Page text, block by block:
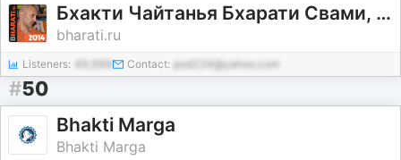
Бхакти Чайтанья Бхарати Свами, лекции за 2014 год
bharati.ru
Listeners: 49,999 Contact: pod234@yahoo.com
#50
Bhakti Marga
Bhakti Marga